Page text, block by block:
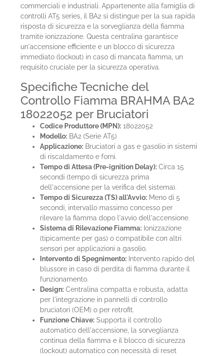
commerciali e industriali. Appartenente alla famiglia di
controlli AT5 series, il BA2 si distingue per la sua rapida
risposta di sicurezza e la sorveglianza della fiamma
tramite ionizzazione. Questa centralina garantisce
un'accensione efficiente e un blocco di sicurezza
immediato (lockout) in caso di mancata fiamma, un
requisito cruciale per la sicurezza operativa.
Specifiche Tecniche del
Controllo Fiamma BRAHMA BA2
18022052 per Bruciatori
Codice Produttore (MPN): 18022052
Modello: BA2 (Serie AT5)
Applicazione: Bruciatori a gas e gasolio in sistemi
di riscaldamento e forni.
Tempo di Attesa (Pre-ignition Delay): Circa 15
secondi (tempo di sicurezza prima
dell'accensione per la verifica del sistema).
Tempo di Sicurezza (TS) all'Avvio: Meno di 5
secondi, intervallo massimo concesso per
rilevare la fiamma dopo l'avvio dell'accensione.
Sistema di Rilevazione Fiamma: Ionizzazione
(tipicamente per gas) o compatibile con altri
sensori per applicazioni a gasolio.
Intervento di Spegnimento: Intervento rapido del
blussore in caso di perdita di fiamma durante il
funzionamento.
Design: Centralina compatta e robusta, adatta
per l'integrazione in pannelli di controllo
bruciatori (OEM) o per retrofit.
Funzione Chiave: Supporta il controllo
automatico dell'accensione, la sorveglianza
continua della fiamma e il blocco di sicurezza
(lockout) automatico con necessità di reset